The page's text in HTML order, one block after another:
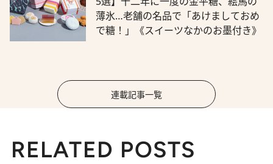
薄氷…老舗の名品で「あけましておめ
で糖！」《スイーツなかのお墨付き》
連載記事一覧
RELATED POSTS